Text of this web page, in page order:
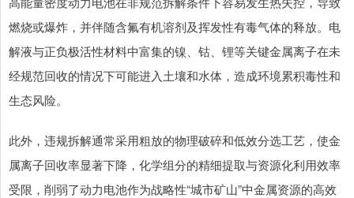
燃烧或爆炸，并伴随含氟有机溶剂及挥发性有毒气体的释放。电
解液与正负极活性材料中富集的镍、钴、锂等关键金属离子在未
经规范回收的情况下可能进入土壤和水体，造成环境累积毒性和
生态风险。
此外，违规拆解通常采用粗放的物理破碎和低效分选工艺，使金
属离子回收率显著下降，化学组分的精细提取与资源化利用效率
受限，削弱了动力电池作为战略性“城市矿山”中金属资源的高效